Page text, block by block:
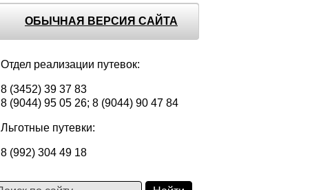
ОБЫЧНАЯ ВЕРСИЯ САЙТА
Отдел реализации путевок:
8 (3452) 39 37 83
8 (9044) 95 05 26; 8 (9044) 90 47 84
Льготные путевки:
8 (992) 304 49 18